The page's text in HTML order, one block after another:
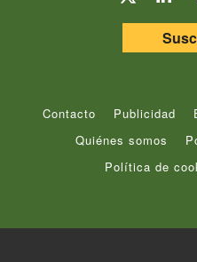
Contacto Publicidad
Quiénes somos
Política de